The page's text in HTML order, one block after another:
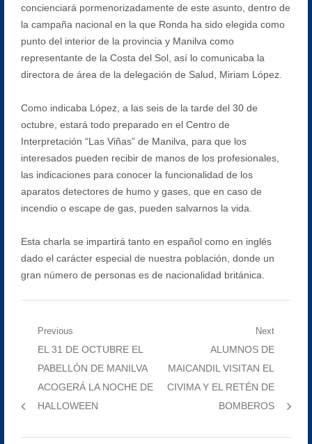
concienciará pormenorizadamente de este asunto, dentro de
la campaña nacional en la que Ronda ha sido elegida como
punto del interior de la provincia y Manilva como
representante de la Costa del Sol, así lo comunicaba la
directora de área de la delegación de Salud, Miriam López.
Como indicaba López, a las seis de la tarde del 30 de
octubre, estará todo preparado en el Centro de
Interpretación “Las Viñas” de Manilva, para que los
interesados pueden recibir de manos de los profesionales,
las indicaciones para conocer la funcionalidad de los
aparatos detectores de humo y gases, que en caso de
incendio o escape de gas, pueden salvarnos la vida.
Esta charla se impartirá tanto en español como en inglés
dado el carácter especial de nuestra población, donde un
gran número de personas es de nacionalidad británica.
Navegación
entradas
Previous
Previous
post:
EL 31 DE OCTUBRE EL
PABELLÓN DE MANILVA
ACOGERÁ LA NOCHE DE
HALLOWEEN
Next
Next
post:
ALUMNOS DE
MAICANDIL VISITAN EL
CIVIMA Y EL RETÉN DE
BOMBEROS